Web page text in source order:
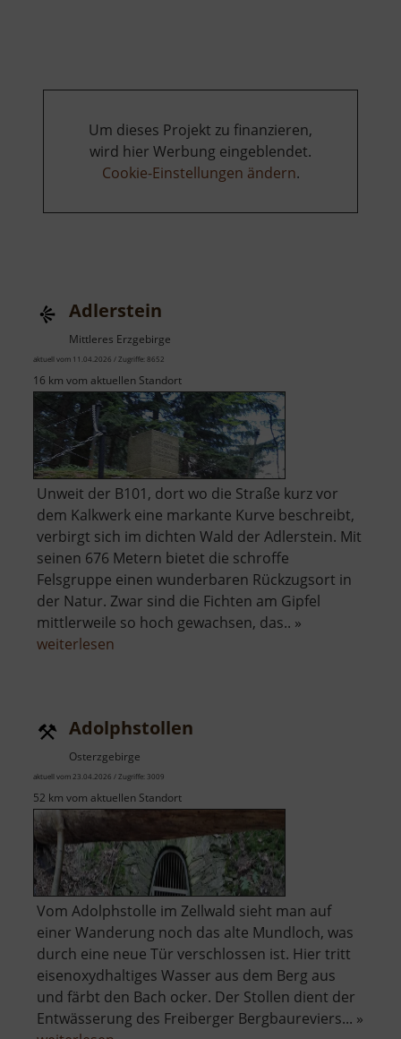
Um dieses Projekt zu finanzieren,
wird hier Werbung eingeblendet.
Cookie-Einstellungen ändern.
Adlerstein
Mittleres Erzgebirge
aktuell vom 11.04.2026 / Zugriffe: 8652
16 km vom aktuellen Standort
Unweit der B101, dort wo die Straße kurz vor
dem Kalkwerk eine markante Kurve beschreibt,
verbirgt sich im dichten Wald der Adlerstein. Mit
seinen 676 Metern bietet die schroffe
Felsgruppe einen wunderbaren Rückzugsort in
der Natur. Zwar sind die Fichten am Gipfel
mittlerweile so hoch gewachsen, das.. »
weiterlesen
Adolphstollen
Osterzgebirge
aktuell vom 23.04.2026 / Zugriffe: 3009
52 km vom aktuellen Standort
Vom Adolphstolle im Zellwald sieht man auf
einer Wanderung noch das alte Mundloch, was
durch eine neue Tür verschlossen ist. Hier tritt
eisenoxydhaltiges Wasser aus dem Berg aus
und färbt den Bach ocker. Der Stollen dient der
Entwässerung des Freiberger Bergbaureviers... »